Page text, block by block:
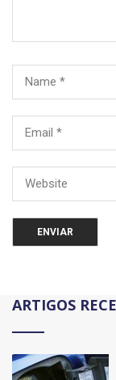
ARTIGOS